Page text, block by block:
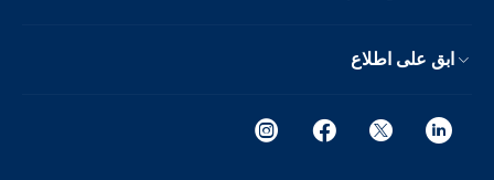
ابق على اطلاع